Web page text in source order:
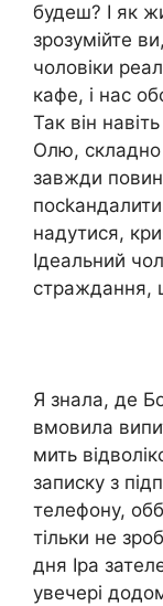
будеш? І як
зрозумійте
чоловіки
кафе, і нас
Так він
Олю, складно
завжди
надутися,
Ідеальний
страждання,
Я знала, де
вмовила
мить
записку з
телефону,
тільки не
дня Іра
увечері